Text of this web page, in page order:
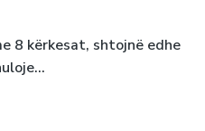
8 kërkesat, shtojnë edhe